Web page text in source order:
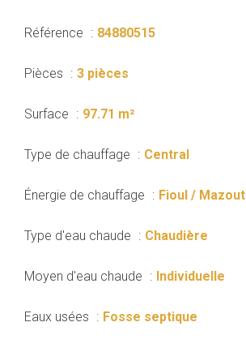
Référence 84880515
Pièces 3 pièces
Surface 97.71 m²
Type de chauffage Central
Énergie de chauffage Fioul / Mazout
Type d'eau chaude Chaudière
Moyen d'eau chaude Individuelle
Eaux usées Fosse septique